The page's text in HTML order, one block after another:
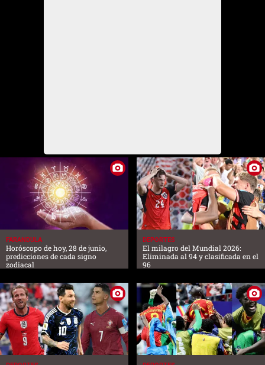
FARANDULA
Horóscopo de hoy, 28 de junio,
predicciones de cada signo
zodiacal
DEPORTES
El milagro del Mundial 2026:
Eliminada al 94 y clasificada en el
96